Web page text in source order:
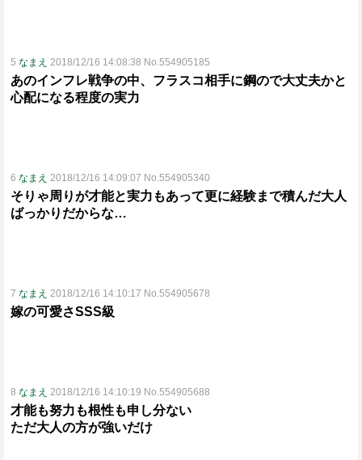
5 なまえ 2018/12/16 14:08:38 No.554905185
あのインフレ戦争の中、フラスコ相手に鋼ので大丈夫かと
心配になる程度の実力
6 なまえ 2018/12/16 14:09:07 No.554905340
そりゃ周りが才能と実力もあって更に経験まで積んだ大人
ばっかりだからな…
7 なまえ 2018/12/16 14:10:17 No.554905678
嫁の可愛さSSS級
8 なまえ 2018/12/16 14:10:19 No.554905688
才能も努力も根性も申し分ない
ただ大人の方が強いだけ